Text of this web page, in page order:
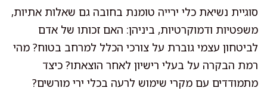
סוגיית נשיאת כלי ירייה טומנת בחובה גם שאלות אתיות,
משפטיות ודמוקרטיות, ביניהן: האם זכותו של אדם
לביטחון עצמי גוברת על צורכי הכלל למרחב בטוח? מהי
רמת הבקרה על בעלי רישיון לאחר הוצאתו? כיצד
מתמודדים עם מקרי שימוש לרעה בכלי ירי מורשים?